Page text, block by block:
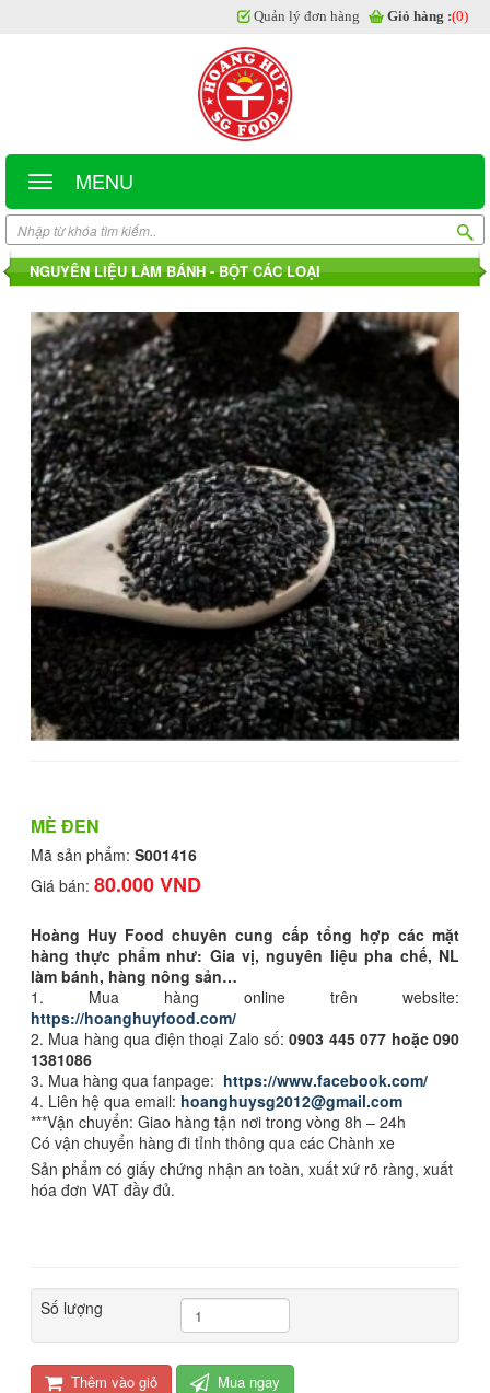
MENU
Quản lý đơn hàng Giỏ hàng :(0)
NGUYÊN LIỆU LÀM BÁNH - BỘT CÁC LOẠI
MÈ ĐEN
Mã sản phẩm: S001416
Giá bán: 80.000 VND
Hoàng Huy Food chuyên cung cấp tổng hợp các mặt
hàng thực phẩm như: Gia vị, nguyên liệu pha chế, NL
làm bánh, hàng nông sản…
1. Mua hàng online trên website:
https://hoanghuyfood.com/
2. Mua hàng qua điện thoại Zalo số:0903 445 077 hoặc 090
1381086
3. Mua hàng qua fanpage: https://www.facebook.com/
4. Liên hệ qua email: hoanghuysg2012@gmail.com
***Vận chuyển: Giao hàng tận nơi trong vòng 8h – 24h
Có vận chuyển hàng đi tỉnh thông qua các Chành xe
Sản phẩm có giấy chứng nhận an toàn, xuất xứ rõ ràng, xuất
hóa đơn VAT đầy đủ.
Số lượng
Thêm vào giỏ Mua ngay